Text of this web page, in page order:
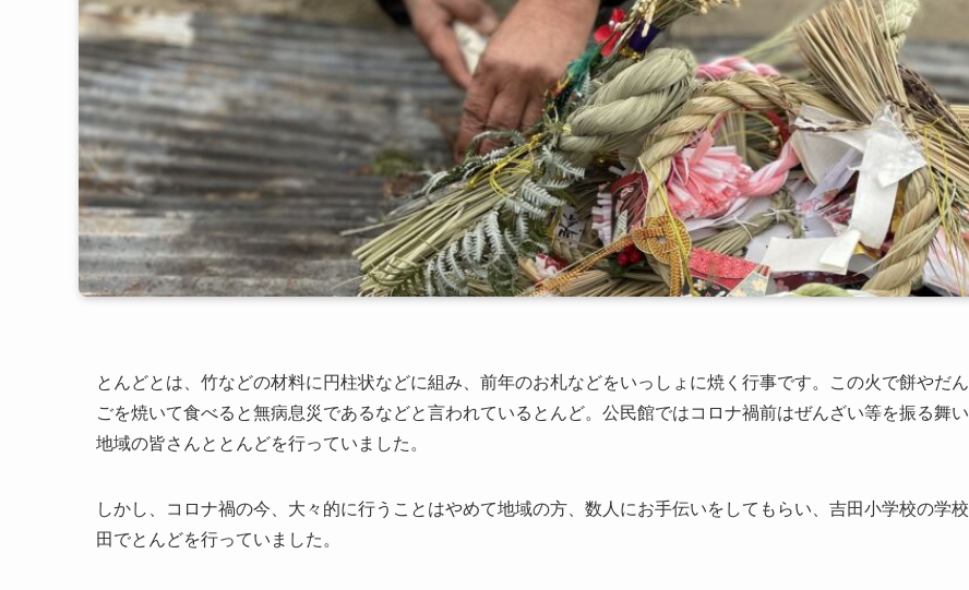
とんどとは、竹などの材料に円柱状などに組み、前年のお札などをいっしょに焼く行事です。この火で餅やだん
ごを焼いて食べると無病息災であるなどと言われているとんど。公民館ではコロナ禍前はぜんざい等を振る舞い
地域の皆さんととんどを行っていました。
しかし、コロナ禍の今、大々的に行うことはやめて地域の方、数人にお手伝いをしてもらい、吉田小学校の学校
田でとんどを行っていました。